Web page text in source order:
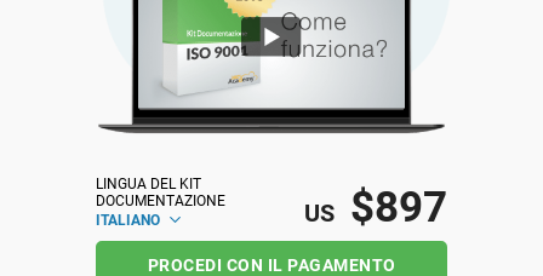
Laboratori
LINGUA DEL KIT
DOCUMENTAZIONE
ITALIANO
US $897
PROCEDI CON IL PAGAMENTO